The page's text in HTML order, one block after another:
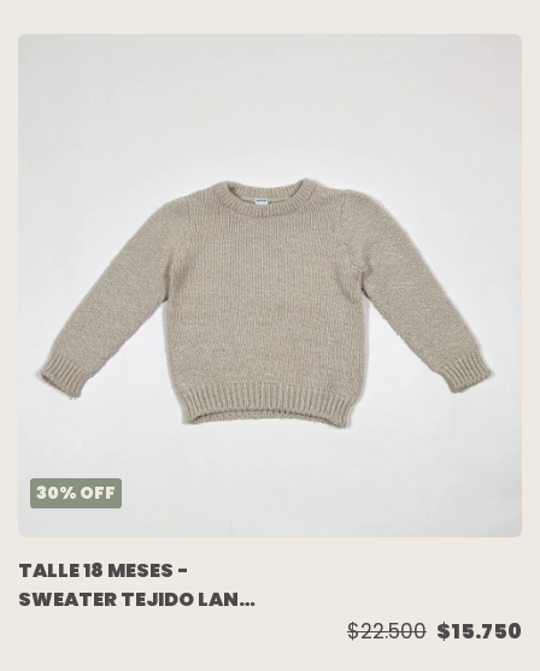
30% OFF
TALLE 18 MESES -
SWEATER TEJIDO LANA
$22.500 $15.750